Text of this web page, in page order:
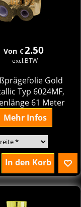
Von €2.50
excl.BTW
Gold
Typ 6024MF,
61 Meter
Mehr Infos
In den Korb